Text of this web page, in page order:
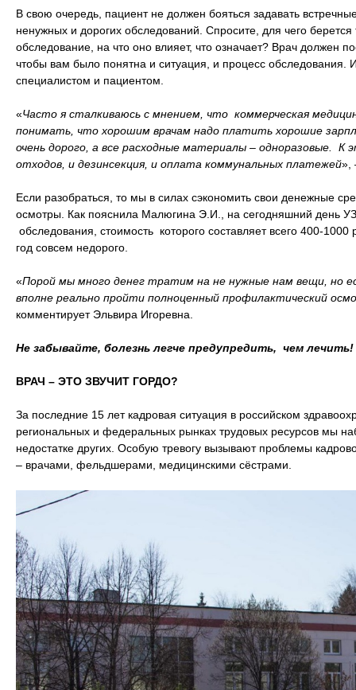
В свою очередь, пациент не должен бояться задавать
ненужных и дорогих обследований. Спросите, для чего
обследование, на что оно влияет, что означает? Врач должен
чтобы вам было понятна и ситуация, и процесс обследования.
специалистом и пациентом.
«Часто я сталкиваюсь с мнением, что коммерческая
понимать, что хорошим врачам надо платить хорошие
очень дорого, а все расходные материалы – одноразовые. К
отходов, и дезинсекция, и оплата коммунальных платежей»,
Если разобраться, то мы в силах сэкономить свои денежные
осмотры. Как пояснила Малюгина Э.И., на сегодняшний день
обследования, стоимость которого составляет всего 400-
год совсем недорого.
«Порой мы много денег тратим на не нужные нам вещи, но
вполне реально пройти полноценный профилактический
комментирует Эльвира Игоревна.
Не забывайте, болезнь легче предупредить, чем лечить!
ВРАЧ – ЭТО ЗВУЧИТ ГОРДО?
За последние 15 лет кадровая ситуация в российском
региональных и федеральных рынках трудовых ресурсов мы
недостатке других. Особую тревогу вызывают проблемы
– врачами, фельдшерами, медицинскими сёстрами.